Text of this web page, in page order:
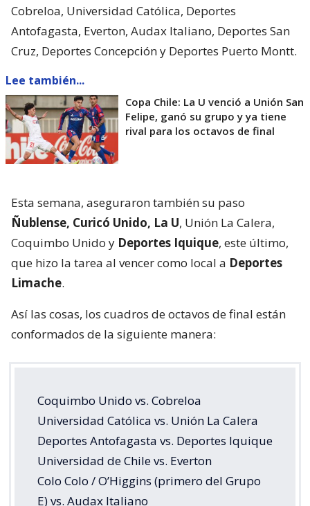
Cobreloa, Universidad Católica, Deportes
Antofagasta, Everton, Audax Italiano, Deportes San
Cruz, Deportes Concepción y Deportes Puerto Montt.
Lee también...
Copa Chile: La U venció a Unión San
Felipe, ganó su grupo y ya tiene
rival para los octavos de final
Esta semana, aseguraron también su paso
Ñublense, Curicó Unido, La U, Unión La Calera,
Coquimbo Unido y Deportes Iquique, este último,
que hizo la tarea al vencer como local a Deportes
Limache.
Así las cosas, los cuadros de octavos de final están
conformados de la siguiente manera:
Coquimbo Unido vs. Cobreloa
Universidad Católica vs. Unión La Calera
Deportes Antofagasta vs. Deportes Iquique
Universidad de Chile vs. Everton
Colo Colo / O’Higgins (primero del Grupo
E) vs. Audax Italiano